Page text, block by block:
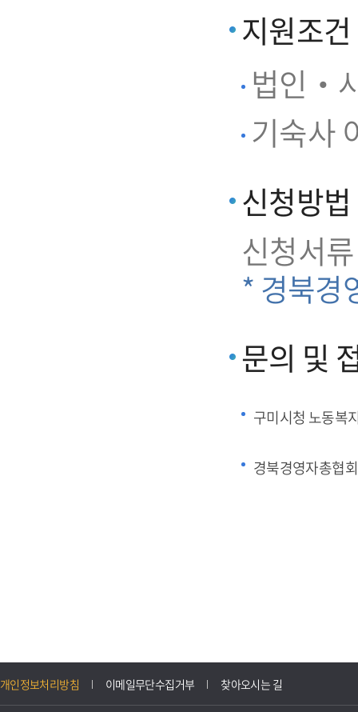
지원조건
법인‧
기숙사
신청방법
신청서
* 경북경
문의 및
구미시청 노동복
경북경영자총협
개인정보처리방침 이메일무단수집거부 찾아오시는 길